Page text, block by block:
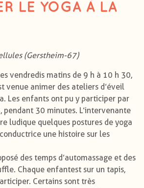
LE YOGA À LA
(Gerstheim-67)
vendredis matins de 9 h à 10 h 30,
venue animer des ateliers d’éveil
Les enfants ont pu y participer par
pendant 30 minutes. L’intervenante
ludique quelques postures de yoga
une histoire sur les
des temps d’automassage et des
Chaque enfant est sur un tapis,
Certains sont très